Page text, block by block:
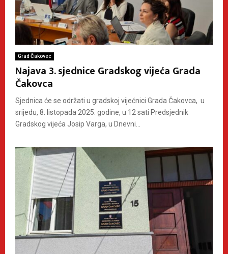
Grad Čakovec
Najava 3. sjednice Gradskog vijeća Grada
Čakovca
Sjednica će se održati u gradskoj vijećnici Grada Čakovca, u
srijedu, 8. listopada 2025. godine, u 12 sati Predsjednik
Gradskog vijeća Josip Varga, u Dnevni...